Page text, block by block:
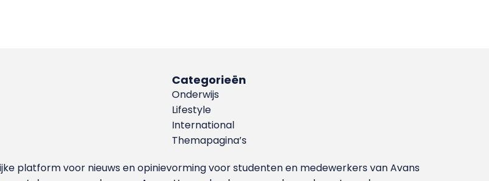
Categorieën
Onderwijs
Lifestyle
International
Themapagina’s
platform voor nieuws en opinievorming voor studenten en medewerkers van Avans